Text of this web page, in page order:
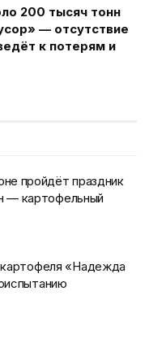
200 тысяч тонн
— отсутствие
к потерям и
пройдёт праздник
— картофельный
«Надежда